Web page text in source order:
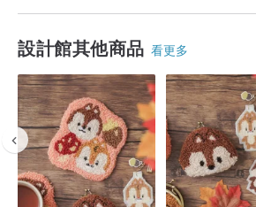
設計館其他商品 看更多